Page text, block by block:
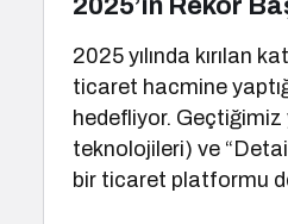
2025’in Rekor
2025 yılında kırılan
ticaret hacmine
hedefliyor.
teknolojileri) ve
bir ticaret platformu